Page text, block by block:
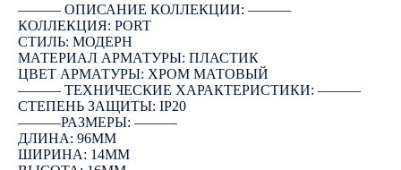
――― ОПИСАНИЕ КОЛЛЕКЦИИ: ―――
КОЛЛЕКЦИЯ: PORT
СТИЛЬ: МОДЕРН
МАТЕРИАЛ АРМАТУРЫ: ПЛАСТИК
ЦВЕТ АРМАТУРЫ: ХРОМ МАТОВЫЙ
――― ТЕХНИЧЕСКИЕ ХАРАКТЕРИСТИКИ: ―――
СТЕПЕНЬ ЗАЩИТЫ: IP20
―――РАЗМЕРЫ: ―――
ДЛИНА: 96ММ
ШИРИНА: 14ММ